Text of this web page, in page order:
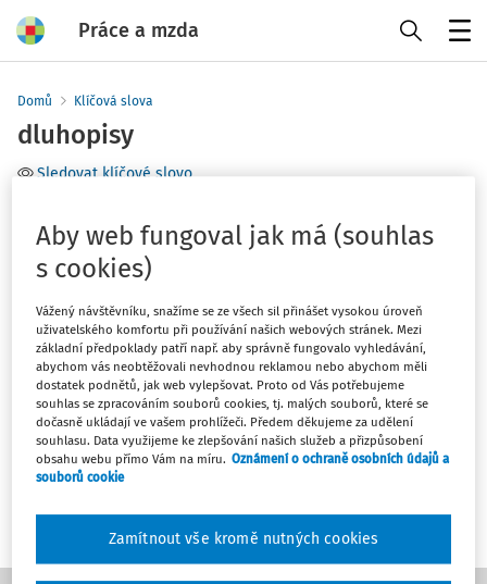
Práce a mzda
Domů Klíčová slova
dluhopisy
Sledovat klíčové slovo
Filtr
Počet vyhledaných dokumentů:0
Žádné výsledky
Aby web fungoval jak má (souhlas
s cookies)
Vážený návštěvníku, snažíme se ze všech sil přinášet vysokou úroveň
uživatelského komfortu při používání našich webových stránek. Mezi
základní předpoklady patří např. aby správně fungovalo vyhledávání,
abychom vás neobtěžovali nevhodnou reklamou nebo abychom měli
dostatek podnětů, jak web vylepšovat. Proto od Vás potřebujeme
souhlas se zpracováním souborů cookies, tj. malých souborů, které se
dočasně ukládají ve vašem prohlížeči. Předem děkujeme za udělení
souhlasu. Data využijeme ke zlepšování našich služeb a přizpůsobení
obsahu webu přímo Vám na míru. Oznámení o ochraně osobních údajů a
souborů cookie
Zamítnout vše kromě nutných cookies